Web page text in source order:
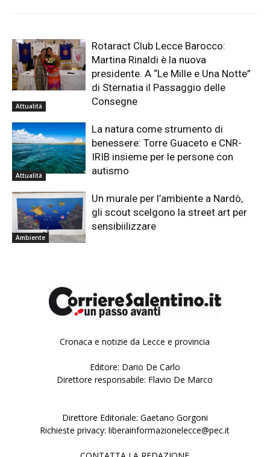
Attualità
Rotaract Club Lecce Barocco:
Martina Rinaldi è la nuova
presidente. A “Le Mille e Una Notte”
di Sternatia il Passaggio delle
Consegne
Attualità
La natura come strumento di
benessere: Torre Guaceto e CNR-
IRIB insieme per le persone con
autismo
Ambiente
Un murale per l’ambiente a Nardò,
gli scout scelgono la street art per
sensibiilizzare
Cronaca e notizie da Lecce e provincia
Editore: Dario De Carlo
Direttore responsabile: Flavio De Marco
Direttore Editoriale: Gaetano Gorgoni
Richieste privacy: liberainformazionelecce@pec.it